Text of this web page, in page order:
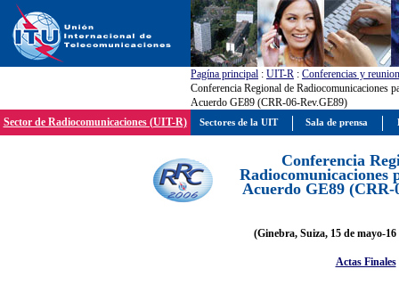
Pagína principal : UIT-R : Conferencias y
Conferencia Regional de Radiocomunicaciones
Acuerdo GE89 (CRR-06-Rev.GE89)
Sector de Radiocomunicaciones (UIT-R)
Conferencia
Radiocomunicaciones
Acuerdo GE89 (CRR-
(Ginebra, Suiza, 15 de mayo-
Actas Finales
Sectores de la UIT Sala de prensa